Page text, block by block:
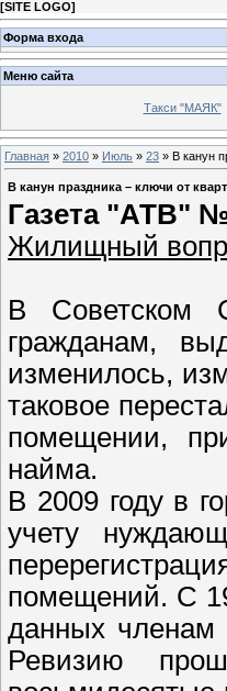
[SITE LOGO]
Форма входа
Меню сайта
Такси "МАЯК"
Главная » 2010 » Июль » 23 » В канун
В канун праздника – ключи от
Газета "АТВ" №
Жилищный
В Советском
гражданам,
изменилось,
таковое
помещении,
найма.
В 2009 году в
учету
помещений. С
данных членам
Ревизию